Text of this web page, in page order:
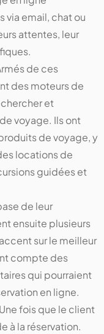
via email, chat ou
attentes, leur
de ces
des moteurs de
et
voyage. Ils ont
de voyage, y
locations de
guidées et
de leur
ensuite plusieurs
sur le meilleur
compte des
qui pourraient
en ligne.
fois que le client
à la réservation.